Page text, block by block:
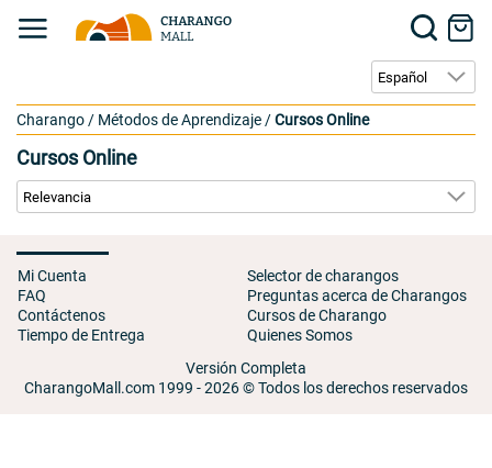
Charango / Métodos de Aprendizaje /Cursos Online
Cursos Online
Mi Cuenta
FAQ
Contáctenos
Tiempo de Entrega
Selector de charangos
Preguntas acerca de Charangos
Cursos de Charango
Quienes Somos
Versión Completa
CharangoMall.com 1999 - 2026 © Todos los derechos reservados